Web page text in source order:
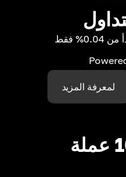
فقط
لمعرفة المزيد
ندعم أكثر من 100 عملة